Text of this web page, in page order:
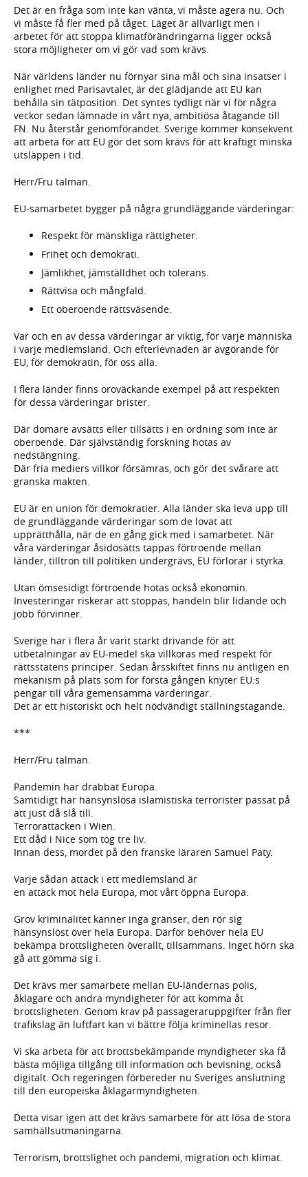
Det är en fråga som inte kan vänta, vi måste agera nu. Och
vi måste få fler med på tåget. Läget är allvarligt men i
arbetet för att stoppa klimatförändringarna ligger också
stora möjligheter om vi gör vad som krävs.
När världens länder nu förnyar sina mål och sina insatser i
enlighet med Parisavtalet, är det glädjande att EU kan
behålla sin tätposition. Det syntes tydligt när vi för några
veckor sedan lämnade in vårt nya, ambitiösa åtagande till
FN. Nu återstår genomförandet. Sverige kommer konsekvent
att arbeta för att EU gör det som krävs för att kraftigt minska
utsläppen i tid.
Herr/Fru talman.
EU-samarbetet bygger på några grundläggande värderingar:
Respekt för mänskliga rättigheter.
Frihet och demokrati.
Jämlikhet, jämställdhet och tolerans.
Rättvisa och mångfald.
Ett oberoende rättsväsende.
Var och en av dessa värderingar är viktig, för varje människa
i varje medlemsland. Och efterlevnaden är avgörande för
EU, för demokratin, för oss alla.
I flera länder finns oroväckande exempel på att respekten
för dessa värderingar brister.
Där domare avsätts eller tillsätts i en ordning som inte är
oberoende. Där självständig forskning hotas av
nedstängning.
Där fria mediers villkor försämras, och gör det svårare att
granska makten.
EU är en union för demokratier. Alla länder ska leva upp till
de grundläggande värderingar som de lovat att
upprätthålla, när de en gång gick med i samarbetet. När
våra värderingar åsidosätts tappas förtroende mellan
länder, tilltron till politiken undergrävs, EU förlorar i styrka.
Utan ömsesidigt förtroende hotas också ekonomin.
Investeringar riskerar att stoppas, handeln blir lidande och
jobb förvinner.
Sverige har i flera år varit starkt drivande för att
utbetalningar av EU-medel ska villkoras med respekt för
rättsstatens principer. Sedan årsskiftet finns nu äntligen en
mekanism på plats som för första gången knyter EU:s
pengar till våra gemensamma värderingar.
Det är ett historiskt och helt nödvändigt ställningstagande.
***
Herr/Fru talman.
Pandemin har drabbat Europa.
Samtidigt har hänsynslösa islamistiska terrorister passat på
att just då slå till.
Terrorattacken i Wien.
Ett dåd i Nice som tog tre liv.
Innan dess, mordet på den franske läraren Samuel Paty.
Varje sådan attack i ett medlemsland är
en attack mot hela Europa, mot vårt öppna Europa.
Grov kriminalitet känner inga gränser, den rör sig
hänsynslöst över hela Europa. Därför behöver hela EU
bekämpa brottsligheten överallt, tillsammans. Inget hörn ska
gå att gömma sig i.
Det krävs mer samarbete mellan EU-ländernas polis,
åklagare och andra myndigheter för att komma åt
brottsligheten. Genom krav på passageraruppgifter från fler
trafikslag än luftfart kan vi bättre följa kriminellas resor.
Vi ska arbeta för att brottsbekämpande myndigheter ska få
bästa möjliga tillgång till information och bevisning, också
digitalt. Och regeringen förbereder nu Sveriges anslutning
till den europeiska åklagarmyndigheten.
Detta visar igen att det krävs samarbete för att lösa de stora
samhällsutmaningarna.
Terrorism, brottslighet och pandemi, migration och klimat.